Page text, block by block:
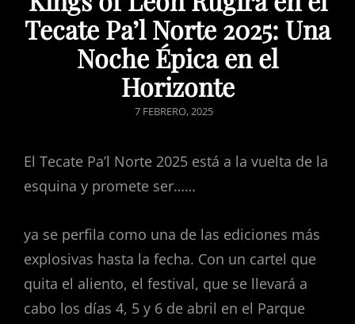
Tecate Pa’l Norte 2025: Una
Noche Épica en el
Horizonte
POSTED
7 FEBRERO, 2025
El Tecate Pa’l Norte 2025 está a la vuelta de la
esquina y promete ser……
ya se perfila como una de las ediciones más
explosivas hasta la fecha. Con un cartel que
quita el aliento, el festival, que se llevará a
cabo los días 4, 5 y 6 de abril en el Parque